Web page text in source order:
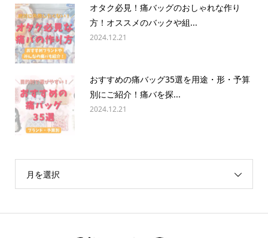
オタク必見！痛バッグのおしゃれな作り
方！オススメのバックや組...
2024.12.21
おすすめの痛バッグ35選を用途・形・予算
別にご紹介！痛バを探...
2024.12.21
月を選択